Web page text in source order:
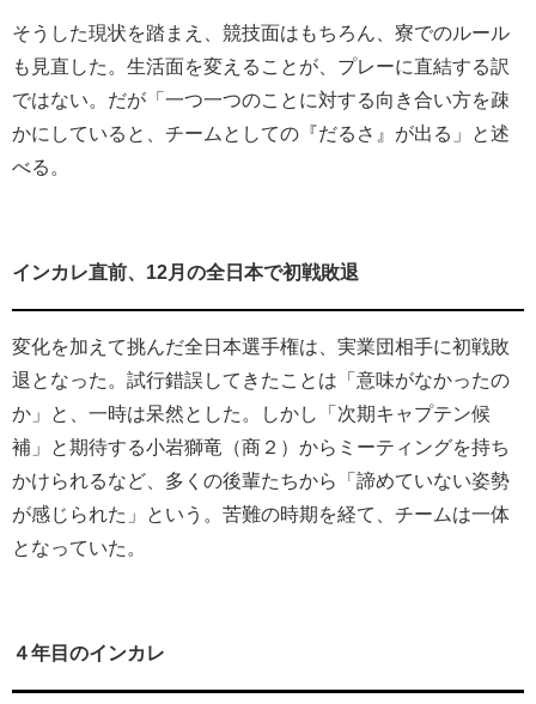
そうした現状を踏まえ、競技面はもちろん、寮でのルール
も見直した。生活面を変えることが、プレーに直結する訳
ではない。だが「一つ一つのことに対する向き合い方を疎
かにしていると、チームとしての『だるさ』が出る」と述
べる。
インカレ直前、12月の全日本で初戦敗退
変化を加えて挑んだ全日本選手権は、実業団相手に初戦敗
退となった。試行錯誤してきたことは「意味がなかったの
か」と、一時は呆然とした。しかし「次期キャプテン候
補」と期待する小岩獅竜（商２）からミーティングを持ち
かけられるなど、多くの後輩たちから「諦めていない姿勢
が感じられた」という。苦難の時期を経て、チームは一体
となっていた。
４年目のインカレ